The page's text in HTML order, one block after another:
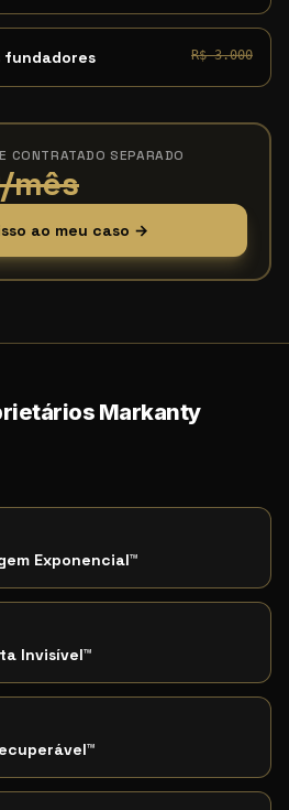
fundadores R$ 3.000
CONTRATADO SEPARADO
mês
ao meu caso →
Markanty
Exponencial™
Invisível™
™